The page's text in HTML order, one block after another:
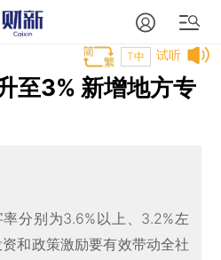
试听
T中
至3% 新增地方专
分别为3.6%以上、3.2%左
和政策激励要有效带动全社